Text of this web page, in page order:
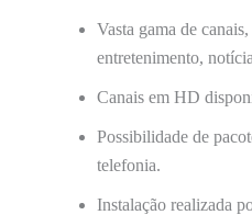
Vasta gama de
entretenimento,
Canais em HD
Possibilidade de
telefonia.
Instalação realizada